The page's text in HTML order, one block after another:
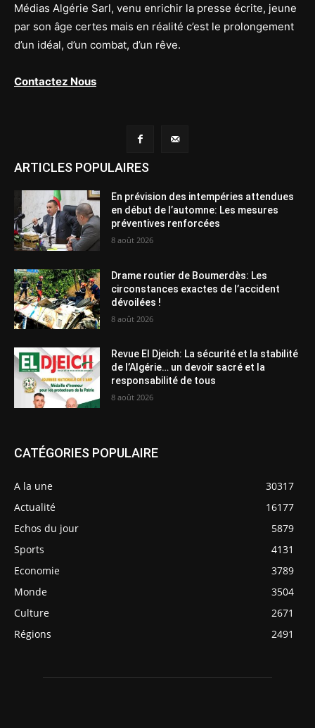
Médias Algérie Sarl, venu enrichir la presse écrite, jeune
par son âge certes mais en réalité c’est le prolongement
d’un idéal, d’un combat, d’un rêve.
Contactez Nous
ARTICLES POPULAIRES
En prévision des intempéries attendues
en début de l’automne: Les mesures
préventives renforcées
8 août 2026
Drame routier de Boumerdès: Les
circonstances exactes de l’accident
dévoilées !
8 août 2026
Revue El Djeich: La sécurité et la stabilité
de l’Algérie… un devoir sacré et la
responsabilité de tous
8 août 2026
CATÉGORIES POPULAIRE
A la une
30317
Actualité
16177
Echos du jour
5879
Sports
4131
Economie
3789
Monde
3504
Culture
2671
Régions
2491